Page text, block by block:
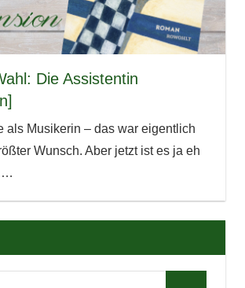
Die Assistentin
als Musikerin – das war eigentlich
Wunsch. Aber jetzt ist es ja eh
…